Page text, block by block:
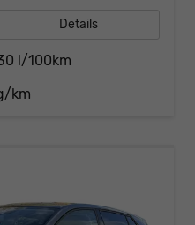
Details
l/100km
km